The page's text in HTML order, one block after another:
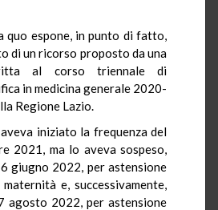
quo espone, in punto di fatto,
di un ricorso proposto da una
al corso triennale di
in medicina generale 2020-
Regione Lazio.
iniziato la frequenza del
2021, ma lo aveva sospeso,
giugno 2022, per astensione
e, successivamente,
agosto 2022, per astensione